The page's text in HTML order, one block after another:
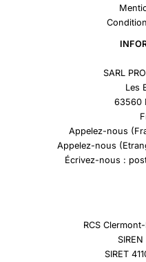
SARL
Les
63560
Appelez-nous
Appelez-nous
Écrivez-nous :
RCS
SIRET